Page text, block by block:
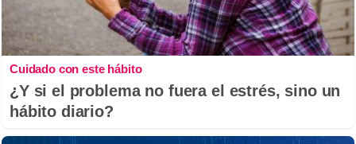
Cuidado con este hábito
¿Y si el problema no fuera el estrés, sino un
hábito diario?